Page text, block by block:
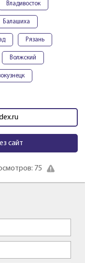
Владивосток
Балашиха
Рязань
Волжский
сайт
75